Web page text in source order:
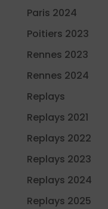
Paris 2024
Poitiers 2023
Rennes 2023
Rennes 2024
Replays
Replays 2021
Replays 2022
Replays 2023
Replays 2024
Replays 2025